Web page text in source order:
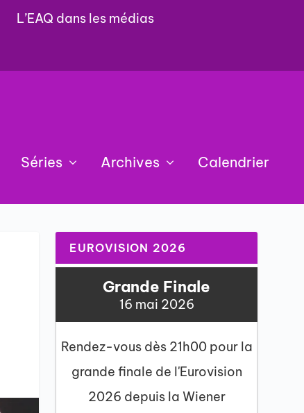
L’EAQ dans les médias
Séries Archives Calendrier
EUROVISION 2026
Grande Finale
16 mai 2026
Rendez-vous dès 21h00 pour la
grande finale de l'Eurovision
2026 depuis la Wiener